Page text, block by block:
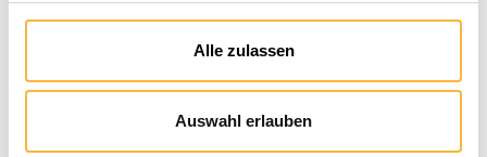
Alle zulassen
Auswahl erlauben
Varroa & Cleaning
Wax & Extraction